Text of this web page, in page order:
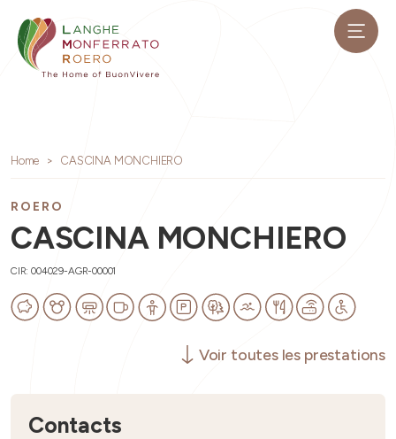
Home CASCINA MONCHIERO
ROERO
CASCINA MONCHIERO
CIR: 004029-AGR-00001
Voir toutes les prestations
Contacts